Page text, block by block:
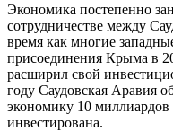
Экономика постепенно
сотрудничестве между
время как многие
присоединения Крыма в
расширил свой
году Саудовская Аравия
экономику 10
инвестирована.